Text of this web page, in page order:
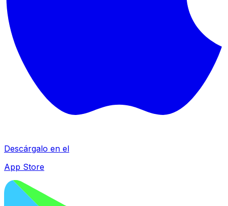
Descárgalo en el
App Store